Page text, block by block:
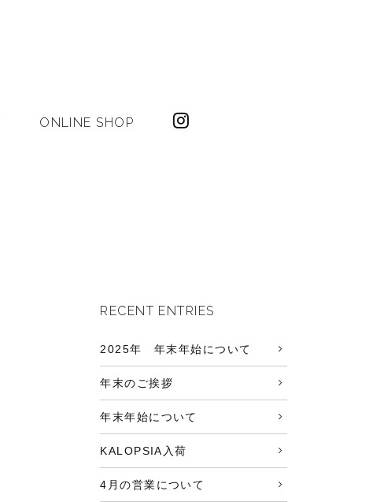
ONLINE SHOP
RECENT ENTRIES
2025年 年末年始について
年末のご挨拶
年末年始について
KALOPSIA入荷
4月の営業について